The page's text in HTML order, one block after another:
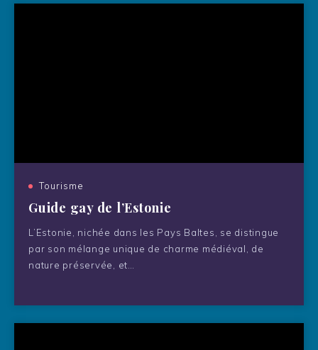
Tourisme
Guide gay de l’Estonie
L’Estonie, nichée dans les Pays Baltes, se distingue
par son mélange unique de charme médiéval, de
nature préservée, et…